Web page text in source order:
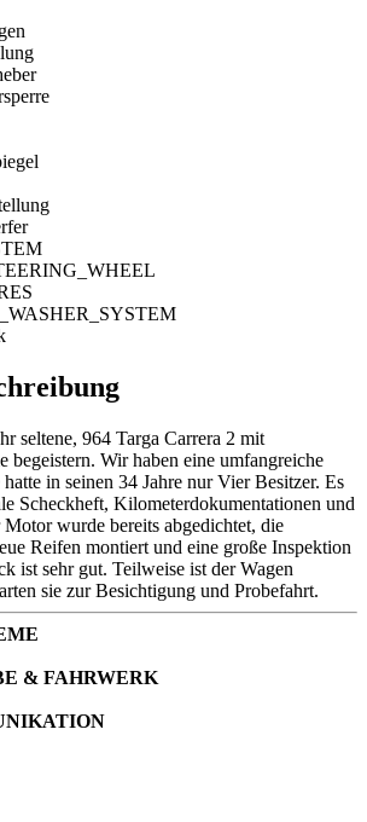
seltene, 964 Targa Carrera 2 mit
begeistern. Wir haben eine umfangreiche
in seinen 34 Jahre nur Vier Besitzer. Es
Scheckheft, Kilometerdokumentationen und
wurde bereits abgedichtet, die
Reifen montiert und eine große Inspektion
ist sehr gut. Teilweise ist der Wagen
sie zur Besichtigung und Probefahrt.
& FAHRWERK